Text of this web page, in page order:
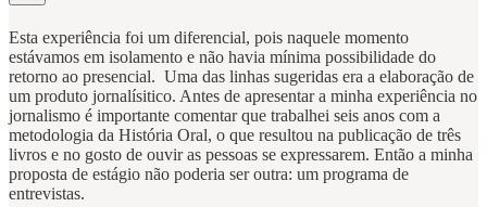
Esta experiência foi um diferencial, pois naquele momento
estávamos em isolamento e não havia mínima possibilidade do
retorno ao presencial. Uma das linhas sugeridas era a elaboração de
um produto jornalísitico. Antes de apresentar a minha experiência no
jornalismo é importante comentar que trabalhei seis anos com a
metodologia da História Oral, o que resultou na publicação de três
livros e no gosto de ouvir as pessoas se expressarem. Então a minha
proposta de estágio não poderia ser outra: um programa de
entrevistas.